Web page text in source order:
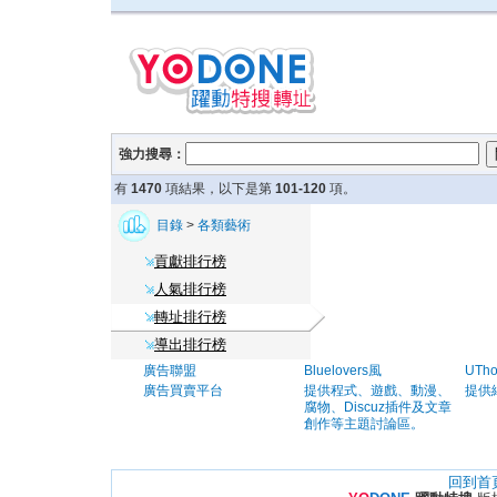
強力搜尋：
有 1470 項結果，以下是第 101-120 項。
目錄 > 各類藝術
貢獻排行榜
人氣排行榜
轉址排行榜
導出排行榜
廣告聯盟
廣告買賣平台
Bluelovers風
提供程式、遊戲、動漫、
腐物、Discuz插件及文章
創作等主題討論區。
提供
回到首